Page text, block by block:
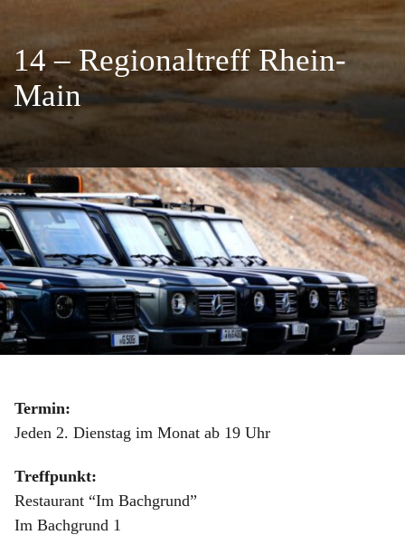
14 – Regionaltreff Rhein-
Main
Termin:
Jeden 2. Dienstag im Monat ab 19 Uhr
Treffpunkt:
Restaurant “Im Bachgrund”
Im Bachgrund 1